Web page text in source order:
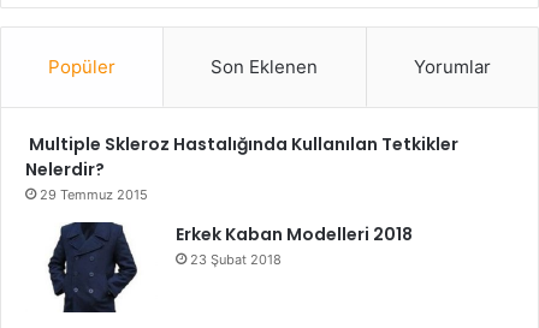
Popüler Son Eklenen Yorumlar
Multiple Skleroz Hastalığında Kullanılan Tetkikler
Nelerdir?
29 Temmuz 2015
Erkek Kaban Modelleri 2018
23 Şubat 2018